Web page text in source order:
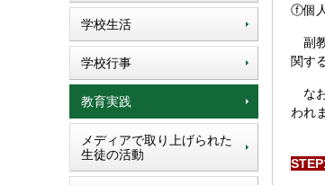
学校生活
学校行事
教育実践
メディアで取り上げられた
生徒の活動
ⓕ個
副
関す
な
われ